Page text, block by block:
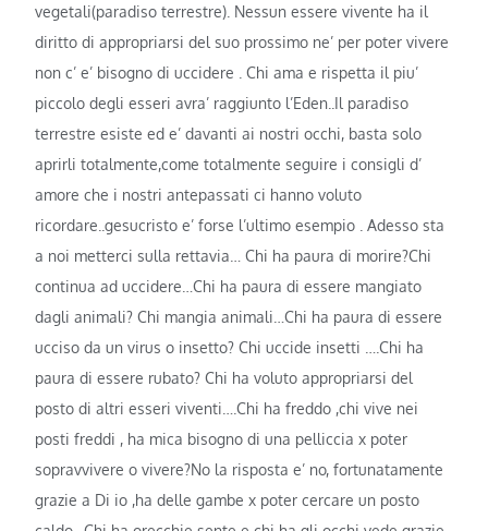
vegetali(paradiso terrestre). Nessun essere vivente ha il
diritto di appropriarsi del suo prossimo ne’ per poter vivere
non c’ e’ bisogno di uccidere . Chi ama e rispetta il piu’
piccolo degli esseri avra’ raggiunto l’Eden..Il paradiso
terrestre esiste ed e’ davanti ai nostri occhi, basta solo
aprirli totalmente,come totalmente seguire i consigli d’
amore che i nostri antepassati ci hanno voluto
ricordare..gesucristo e’ forse l’ultimo esempio . Adesso sta
a noi metterci sulla rettavia… Chi ha paura di morire?Chi
continua ad uccidere…Chi ha paura di essere mangiato
dagli animali? Chi mangia animali…Chi ha paura di essere
ucciso da un virus o insetto? Chi uccide insetti ….Chi ha
paura di essere rubato? Chi ha voluto appropriarsi del
posto di altri esseri viventi….Chi ha freddo ,chi vive nei
posti freddi , ha mica bisogno di una pelliccia x poter
sopravvivere o vivere?No la risposta e’ no, fortunatamente
grazie a Di io ,ha delle gambe x poter cercare un posto